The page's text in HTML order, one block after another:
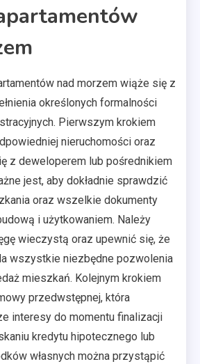
nad morzem wiąże się z
określonych formalności
Pierwszym krokiem
nieruchomości oraz
z deweloperem lub pośrednikiem
jest, aby dokładnie sprawdzić
oraz wszelkie dokumenty
i użytkowaniem. Należy
wieczystą oraz upewnić się, że
wszystkie niezbędne pozwolenia
mieszkań. Kolejnym krokiem
przedwstępnej, która
interesy do momentu finalizacji
kredytu hipotecznego lub
własnych można przystąpić